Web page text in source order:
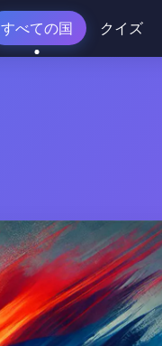
すべての国 クイズ